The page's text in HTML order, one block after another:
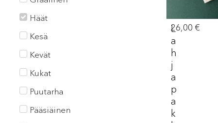
Häät
Kesä
Kevät
Kukat
Puutarha
Pääsiäinen
L
A
H
J
A
P
A
K
26,00 €